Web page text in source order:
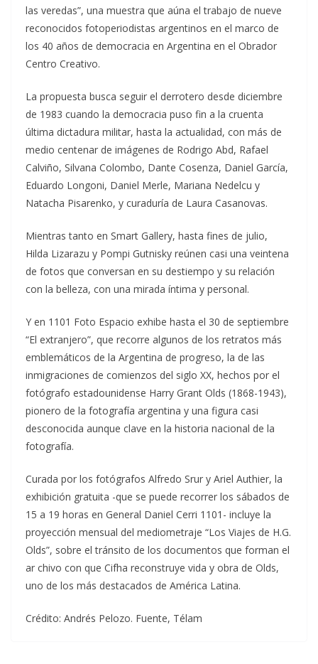
las veredas”, una muestra que aúna el trabajo de nueve
reconocidos fotoperiodistas argentinos en el marco de
los 40 años de democracia en Argentina en el Obrador
Centro Creativo.
La propuesta busca seguir el derrotero desde diciembre
de 1983 cuando la democracia puso fin a la cruenta
última dictadura militar, hasta la actualidad, con más de
medio centenar de imágenes de Rodrigo Abd, Rafael
Calviño, Silvana Colombo, Dante Cosenza, Daniel García,
Eduardo Longoni, Daniel Merle, Mariana Nedelcu y
Natacha Pisarenko, y curaduría de Laura Casanovas.
Mientras tanto en Smart Gallery, hasta fines de julio,
Hilda Lizarazu y Pompi Gutnisky reúnen casi una veintena
de fotos que conversan en su destiempo y su relación
con la belleza, con una mirada íntima y personal.
Y en 1101 Foto Espacio exhibe hasta el 30 de septiembre
“El extranjero”, que recorre algunos de los retratos más
emblemáticos de la Argentina de progreso, la de las
inmigraciones de comienzos del siglo XX, hechos por el
fotógrafo estadounidense Harry Grant Olds (1868-1943),
pionero de la fotografía argentina y una figura casi
desconocida aunque clave en la historia nacional de la
fotografía.
Curada por los fotógrafos Alfredo Srur y Ariel Authier, la
exhibición gratuita -que se puede recorrer los sábados de
15 a 19 horas en General Daniel Cerri 1101- incluye la
proyección mensual del mediometraje “Los Viajes de H.G.
Olds”, sobre el tránsito de los documentos que forman el
ar chivo con que Cifha reconstruye vida y obra de Olds,
uno de los más destacados de América Latina.
Crédito: Andrés Pelozo. Fuente, Télam